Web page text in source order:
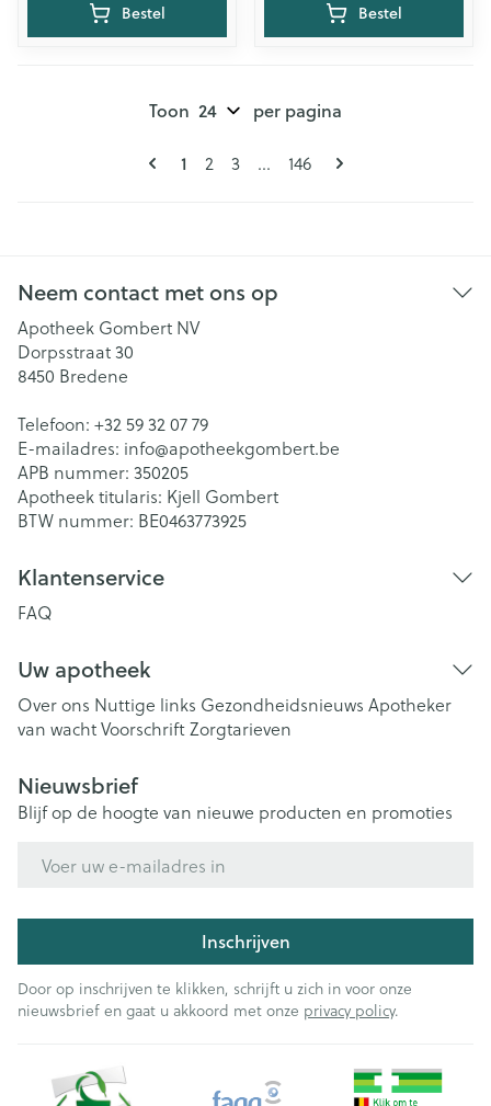
Bestel Bestel
Pagina's
U lees momenteel pagina
1 Pagina
2 Pagina
3 ... Pagina
146
Toon per pagina
Neem contact met ons op
Apotheek Gombert NV
Dorpsstraat 30
8450 Bredene
Telefoon: +32 59 32 07 79
E-mailadres: info@apotheekgombert.be
APB nummer: 350205
Apotheek titularis: Kjell Gombert
BTW nummer: BE0463773925
Klantenservice
FAQ
Uw apotheek
Over ons Nuttige links Gezondheidsnieuws Apotheker
van wachtVoorschriftZorgtarieven
Nieuwsbrief
Blijf op de hoogte van nieuwe producten en promoties
Inschrijven
Door op inschrijven te klikken, schrijft u zich in voor onze
nieuwsbrief en gaat u akkoord met onze privacy policy.